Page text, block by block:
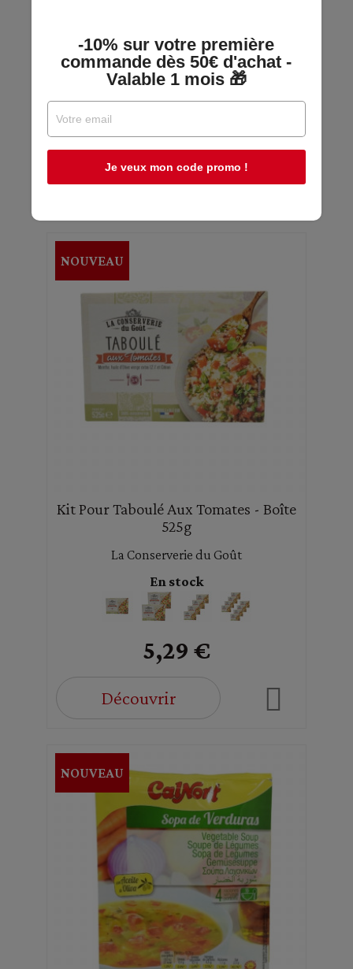
Agidra
En stock
6,59 €
Découvrir
Kit Pour Taboulé Aux Tomates - Boîte
525g
La Conserverie du Goût
En stock
5,29 €
Découvrir
NOUVEAU
NOUVEAU
-10% sur votre première
commande dès 50€ d'achat -
Valable 1 mois 🎁
Je veux mon code promo !